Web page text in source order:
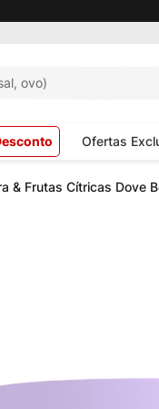
(ex.: sal, ovo)
Ofertas
& Frutas Cítricas Dove